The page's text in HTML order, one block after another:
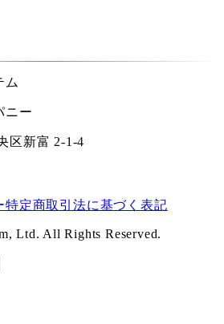
ム
ニー
区新富 2-1-4
特定商取引法に基づく表記
Ltd. All Rights Reserved.